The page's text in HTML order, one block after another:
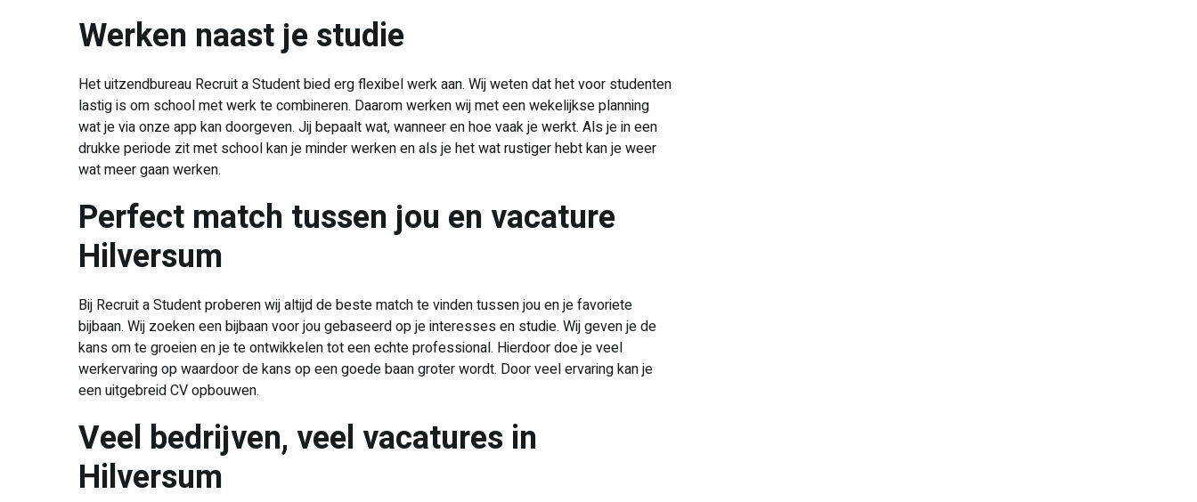
Werken naast je studie
Het uitzendbureau Recruit a Student bied erg flexibel werk aan. Wij weten dat het voor studenten
lastig is om school met werk te combineren. Daarom werken wij met een wekelijkse planning
wat je via onze app kan doorgeven. Jij bepaalt wat, wanneer en hoe vaak je werkt. Als je in een
drukke periode zit met school kan je minder werken en als je het wat rustiger hebt kan je weer
wat meer gaan werken.
Perfect match tussen jou en vacature
Hilversum
Bij Recruit a Student proberen wij altijd de beste match te vinden tussen jou en je favoriete
bijbaan. Wij zoeken een bijbaan voor jou gebaseerd op je interesses en studie. Wij geven je de
kans om te groeien en je te ontwikkelen tot een echte professional. Hierdoor doe je veel
werkervaring op waardoor de kans op een goede baan groter wordt. Door veel ervaring kan je
een uitgebreid CV opbouwen.
Veel bedrijven, veel vacatures in
Hilversum